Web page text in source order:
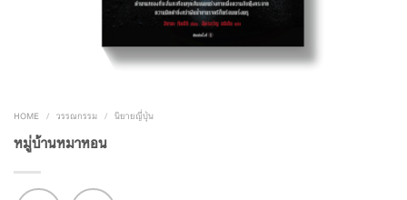
HOME / วรรณกรรม / นิยายญี่ปุ่น
หมู่บ้านหมาหอน